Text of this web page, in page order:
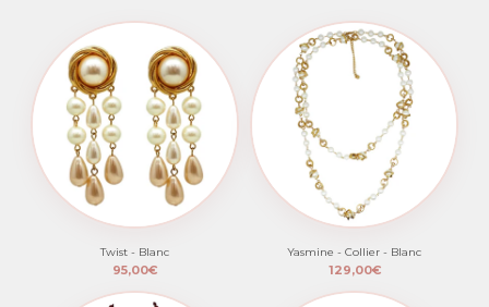
Twist - Blanc
95,00€
Yasmine - Collier - Blanc
129,00€